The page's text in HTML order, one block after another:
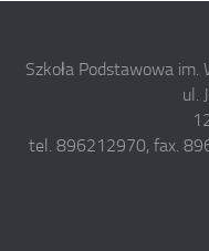
Szkoła Podstawowa
ul.
tel. 896212970, fax.